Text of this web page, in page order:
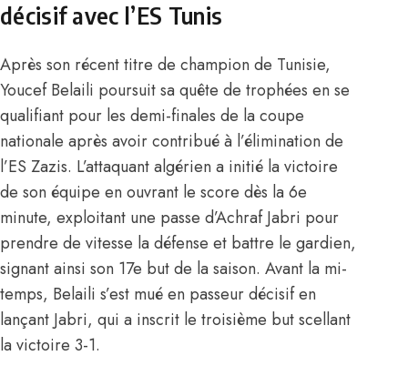
décisif avec l’ES Tunis
Après son récent titre de champion de Tunisie,
Youcef Belaili poursuit sa quête de trophées en se
qualifiant pour les demi-finales de la coupe
nationale après avoir contribué à l’élimination de
l’ES Zazis. L’attaquant algérien a initié la victoire
de son équipe en ouvrant le score dès la 6e
minute, exploitant une passe d’Achraf Jabri pour
prendre de vitesse la défense et battre le gardien,
signant ainsi son 17e but de la saison. Avant la mi-
temps, Belaili s’est mué en passeur décisif en
lançant Jabri, qui a inscrit le troisième but scellant
la victoire 3-1.